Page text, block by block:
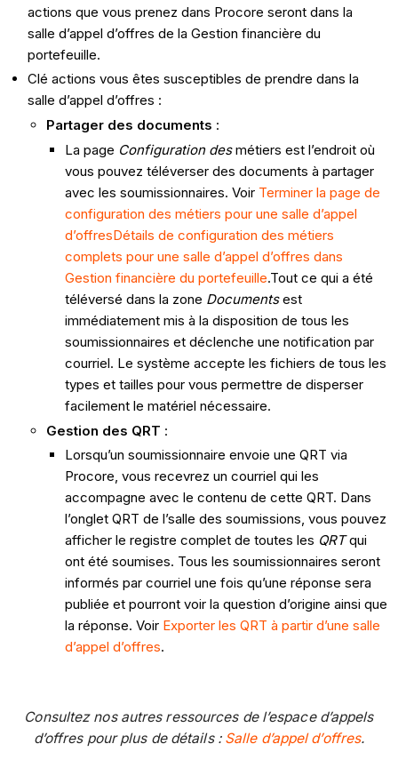
actions que vous prenez dans Procore seront dans la
salle d’appel d’offres de la Gestion financière du
portefeuille.
Clé actions vous êtes susceptibles de prendre dans la
salle d’appel d’offres :
Partager des documents :
La page Configuration desmétiers est l’endroit où
vous pouvez téléverser des documents à partager
avec les soumissionnaires. Voir Terminer la page de
configuration des métiers pour une salle d’appel
d’offresDétails de configuration des métiers
complets pour une salle d’appel d’offres dans
Gestion financière du portefeuille.Tout ce qui a été
téléversé dans la zone Documentsest
immédiatement mis à la disposition de tous les
soumissionnaires et déclenche une notification par
courriel. Le système accepte les fichiers de tous les
types et tailles pour vous permettre de disperser
facilement le matériel nécessaire.
Gestion des QRT :
Lorsqu’un soumissionnaire envoie une QRT via
Procore, vous recevrez un courriel qui les
accompagne avec le contenu de cette QRT. Dans
l’onglet QRT de l’salle des soumissions, vous pouvez
afficher le registre complet de toutes les QRTqui
ont été soumises. Tous les soumissionnaires seront
informés par courriel une fois qu’une réponse sera
publiée et pourront voir la question d’origine ainsi que
la réponse. Voir Exporter les QRT à partir d’une salle
d’appel d’offres.
Consultez nos autres ressources de l’espace d’appels
d’offres pour plus de détails : Salle d’appel d’offres.